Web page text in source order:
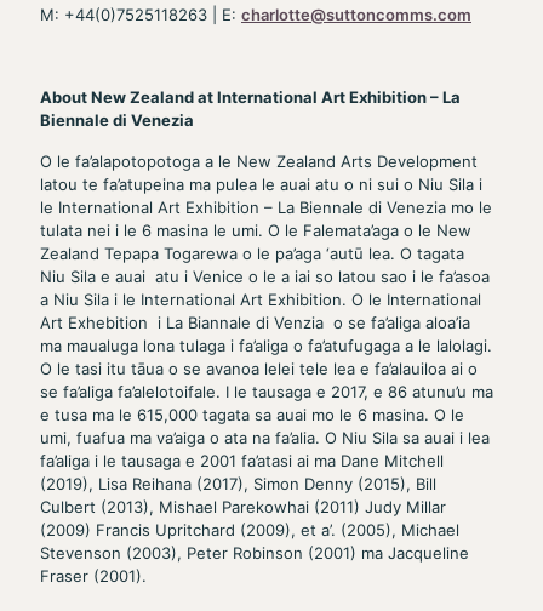
M: +44(0)7525118263 | E: charlotte@suttoncomms.com
About New Zealand at International Art Exhibition – La
Biennale di Venezia
O le fa’alapotopotoga a le New Zealand Arts Development
latou te fa’atupeina ma pulea le auai atu o ni sui o Niu Sila i
le International Art Exhibition – La Biennale di Venezia mo le
tulata nei i le 6 masina le umi. O le Falemata’aga o le New
Zealand Tepapa Togarewa o le pa’aga ‘autū lea. O tagata
Niu Sila e auai atu i Venice o le a iai so latou sao i le fa’asoa
a Niu Sila i le International Art Exhibition. O le International
Art Exhebition i La Biannale di Venzia o se fa’aliga aloa’ia
ma maualuga lona tulaga i fa’aliga o fa’atufugaga a le lalolagi.
O le tasi itu tāua o se avanoa lelei tele lea e fa’alauiloa ai o
se fa’aliga fa’alelotoifale. I le tausaga e 2017, e 86 atunu’u ma
e tusa ma le 615,000 tagata sa auai mo le 6 masina. O le
umi, fuafua ma va’aiga o ata na fa’alia. O Niu Sila sa auai i lea
fa’aliga i le tausaga e 2001 fa’atasi ai ma Dane Mitchell
(2019), Lisa Reihana (2017), Simon Denny (2015), Bill
Culbert (2013), Mishael Parekowhai (2011) Judy Millar
(2009) Francis Upritchard (2009), et a’. (2005), Michael
Stevenson (2003), Peter Robinson (2001) ma Jacqueline
Fraser (2001).